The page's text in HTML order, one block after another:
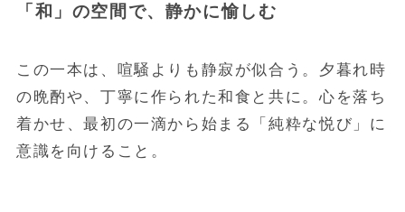
「和」の空間で、静かに愉しむ
この一本は、喧騒よりも静寂が似合う。夕暮れ時
の晩酌や、丁寧に作られた和食と共に。心を落ち
着かせ、最初の一滴から始まる「純粋な悦び」に
意識を向けること。